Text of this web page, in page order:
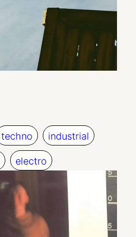
techno industrial
electro